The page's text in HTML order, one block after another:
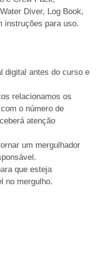
Diver, Log Book,
instruções para uso.
digital antes do curso e
relacionamos os
o número de
atenção
um mergulhador
que esteja
no mergulho.